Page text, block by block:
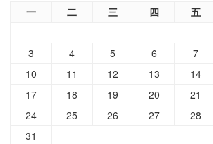
一 二 三 四 五
3
4 5 6 7
10
11 12 13 14
17
18 19 20 21
24
25 26 27 28
31